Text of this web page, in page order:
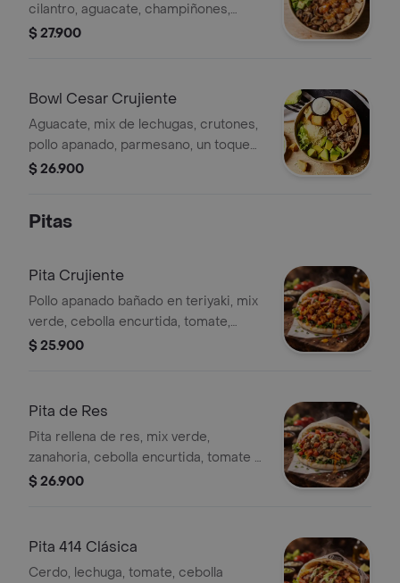
cilantro, aguacate, champiñones,
chips de pita y salsa habanera
$ 27.900
Bowl Cesar Crujiente
Aguacate, mix de lechugas, crutones,
pollo apanado, parmesano, un toque
de limón y salsa césar.
$ 26.900
Pitas
Pita Crujiente
Pollo apanado bañado en teriyaki, mix
verde, cebolla encurtida, tomate,
zanahoria y salsa habanera
$ 25.900
Pita de Res
Pita rellena de res, mix verde,
zanahoria, cebolla encurtida, tomate y
berenjena ahumada.
$ 26.900
Pita 414 Clásica
Cerdo, lechuga, tomate, cebolla